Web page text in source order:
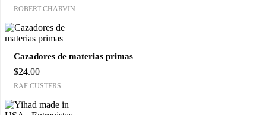
ROBERT CHARVIN
Cazadores de materias primas
$24.00
RAF CUSTERS